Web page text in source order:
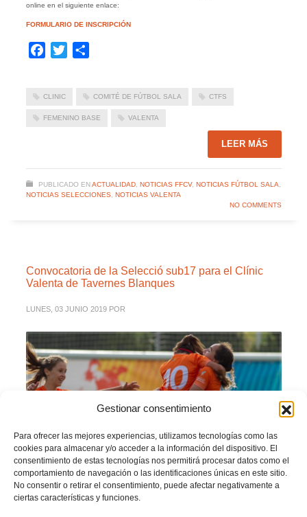
Gestionar consentimiento
Para ofrecer las mejores experiencias, utilizamos tecnologías como las
cookies para almacenar y/o acceder a la información del dispositivo. El
consentimiento de estas tecnologías nos permitirá procesar datos como el
comportamiento de navegación o las identificaciones únicas en este sitio.
No consentir o retirar el consentimiento, puede afectar negativamente a
ciertas características y funciones.
online en el siguiente enlace:
FORMULARIO DE INSCRIPCIÓN
Facebook
Twitter
CLINIC COMITÉ DE FÚTBOL SALA CTFS
FEMENINO BASE VALENTA
LEER MÁS
PUBLICADO EN ACTUALIDAD, NOTICIAS FFCV, NOTICIAS FÚTBOL SALA,
NOTICIAS SELECCIONES, NOTICIAS VALENTA
NO COMMENTS
Convocatoria de la Selecció sub17 para el Clínic
Valenta de Tavernes Blanques
LUNES, 03 JUNIO 2019 POR